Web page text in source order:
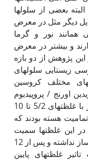
بعضی از سلول‏ها
دیگر مثل در معرض
همانند نور و گرما
و بیشتر در معرض
از این‏رو در این پژوهش از دو بازه
بررسی زیستایی سلول‏های
مختلف کروسین
اورنج / پروپیدیوم
ایداید و DAPI نشان داد که تحت تیمار با غلظت‏های 5/2 تا 10
هسته بودند که
این غلظت‏ها سمیت
خاصی بر روی سلول‏های بنیادی اسپرم‏ساز نداشته و پس از 12
تحت تاثیر غلظت‏های پایین